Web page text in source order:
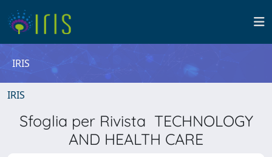
IRIS
IRIS
Sfoglia per Rivista TECHNOLOGY
AND HEALTH CARE